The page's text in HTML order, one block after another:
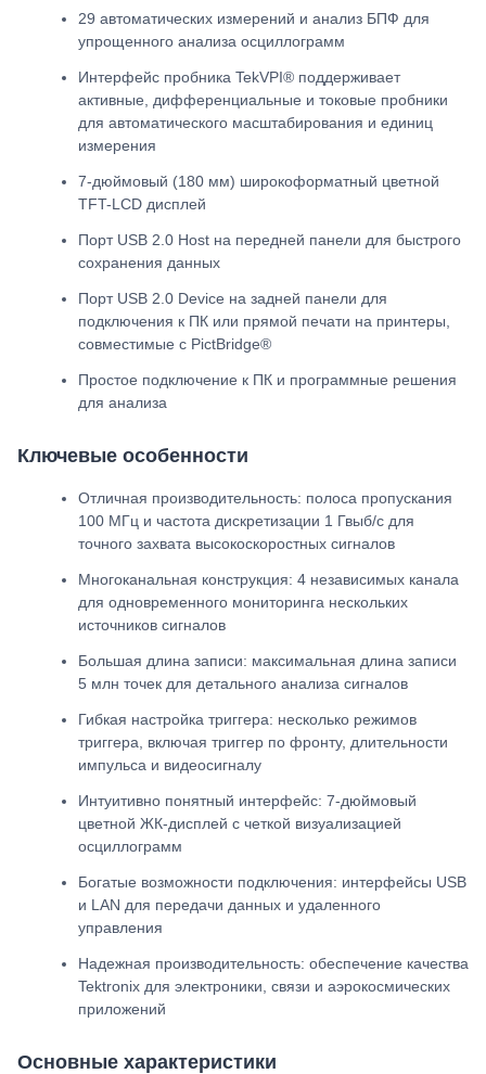
29 автоматических измерений и анализ БПФ для
упрощенного анализа осциллограмм
Интерфейс пробника TekVPI® поддерживает
активные, дифференциальные и токовые пробники
для автоматического масштабирования и единиц
измерения
7-дюймовый (180 мм) широкоформатный цветной
TFT-LCD дисплей
Порт USB 2.0 Host на передней панели для быстрого
сохранения данных
Порт USB 2.0 Device на задней панели для
подключения к ПК или прямой печати на принтеры,
совместимые с PictBridge®
Простое подключение к ПК и программные решения
для анализа
Ключевые особенности
Отличная производительность: полоса пропускания
100 МГц и частота дискретизации 1 Гвыб/с для
точного захвата высокоскоростных сигналов
Многоканальная конструкция: 4 независимых канала
для одновременного мониторинга нескольких
источников сигналов
Большая длина записи: максимальная длина записи
5 млн точек для детального анализа сигналов
Гибкая настройка триггера: несколько режимов
триггера, включая триггер по фронту, длительности
импульса и видеосигналу
Интуитивно понятный интерфейс: 7-дюймовый
цветной ЖК-дисплей с четкой визуализацией
осциллограмм
Богатые возможности подключения: интерфейсы USB
и LAN для передачи данных и удаленного
управления
Надежная производительность: обеспечение качества
Tektronix для электроники, связи и аэрокосмических
приложений
Основные характеристики